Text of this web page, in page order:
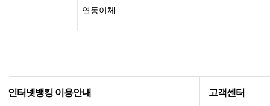
연동이체
인터넷뱅킹 이용안내 고객센터